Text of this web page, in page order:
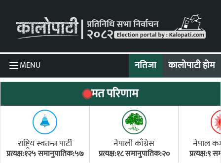
MENU नतिजा कालोपाटी होम
मत परिणाम
राष्ट्रिय स्वतन्त्र पार्टी
प्रत्यक्ष:१२५ समानुपातिक:५७
नेपाली काँग्रेस
प्रत्यक्ष:१८ समानुपातिक:२०
नेपाल
प्रत्यक्ष:९